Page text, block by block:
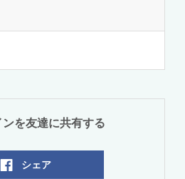
を友達に共有する
シェア